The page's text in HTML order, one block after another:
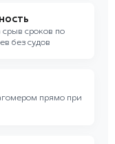
срыв сроков по
без судов
прямо при